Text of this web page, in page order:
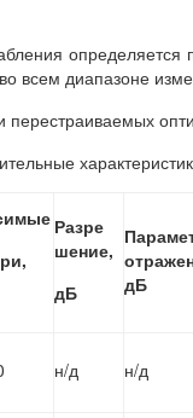
всем диапазоне
перестраиваемых
Разре
шение,
дБ
дБ
н/д н/д